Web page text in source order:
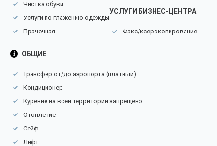
Чистка обуви
Услуги по глажению одежды
Прачечная
УСЛУГИ БИЗНЕС-ЦЕНТРА
Факс/ксерокопирование
ОБЩИЕ
Трансфер от/до аэропорта (платный)
Кондиционер
Курение на всей территории запрещено
Отопление
Сейф
Лифт